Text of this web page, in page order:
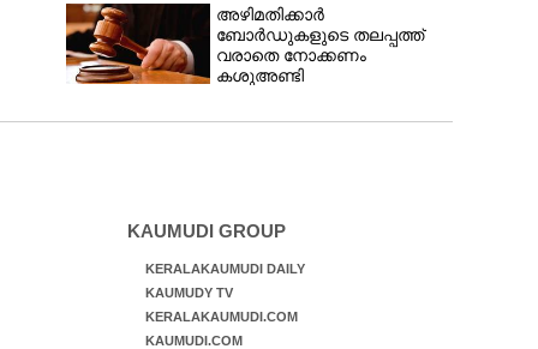
മറ്റൊരാളെന്ന് സംശയം
അഴിമതിക്കാർ
ബോർഡുകളുടെ തലപ്പത്ത്
വരാതെ നോക്കണം
കശുഅണ്ടി
ഹൈക്കോടതി
KAUMUDI GROUP
KERALAKAUMUDI DAILY
KAUMUDY TV
KERALAKAUMUDI.COM
KAUMUDI.COM